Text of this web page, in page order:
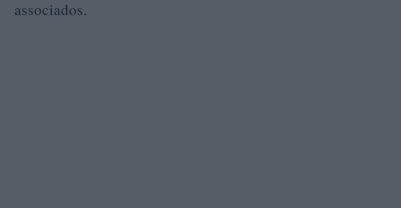
associados.